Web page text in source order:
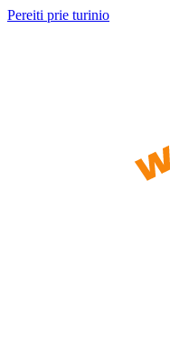
Pereiti prie turinio